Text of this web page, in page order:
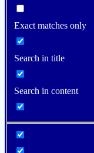
Exact matches only
Search in title
Search in content